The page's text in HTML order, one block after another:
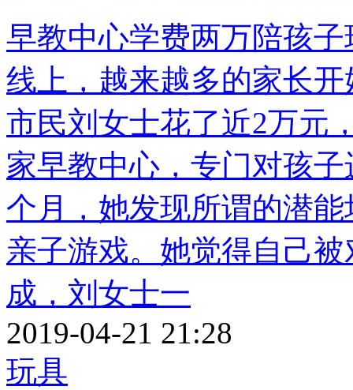
早教中心学费两万陪孩
线上，越来越多的家长
市民刘女士花了近2万元
家早教中心，专门对孩
个月，她发现所谓的潜
亲子游戏。她觉得自己
成，刘女士一
2019-04-21 21:28
玩具